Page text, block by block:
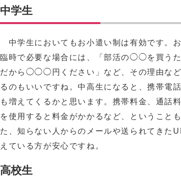
中学生
中学生においてもお小遣い制は有効です。
臨時で必要な場合には、「部活の◯◯を買う
だから◯◯◯円ください」など、その理由など
るのもいいですね。中高生になると、携帯電
も増えてくるかと思います。携帯料金、通話
を使用すると料金がかかるなど、ということ
た、知らない人からのメールや送られてきた
えている方が安心ですね。
高校生